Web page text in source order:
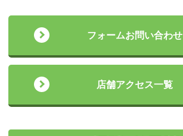
フォームお問い合わせ
店舗アクセス一覧